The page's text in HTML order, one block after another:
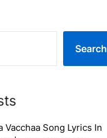
Search
Vacchaa Song Lyrics In